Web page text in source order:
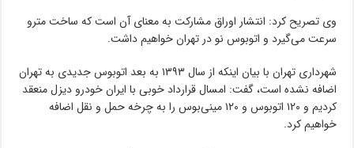
وی تصریح کرد: انتشار اوراق مشارکت به معنای آن است که ساخت مترو
سرعت می‌گیرد و اتوبوس نو در تهران خواهیم داشت.
شهرداری تهران با بیان اینکه از سال ۱۳۹۳ به بعد اتوبوس جدیدی به تهران
اضافه نشده است، گفت: امسال قرارداد خوبی با ایران خودرو دیزل منعقد
کردیم و ۱۲۰ اتوبوس و ۱۲۰ مینی‌بوس را به چرخه حمل و نقل اضافه
خواهیم کرد.